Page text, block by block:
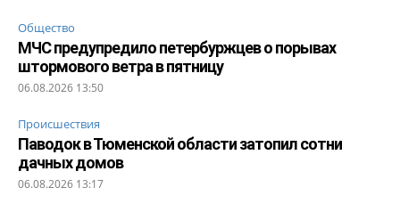
Общество
МЧС предупредило петербуржцев о порывах
штормового ветра в пятницу
06.08.2026 13:50
Происшествия
Паводок в Тюменской области затопил сотни
дачных домов
06.08.2026 13:17